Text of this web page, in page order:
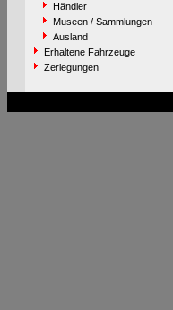
Händler
Museen / Sammlungen
Ausland
Erhaltene Fahrzeuge
Zerlegungen